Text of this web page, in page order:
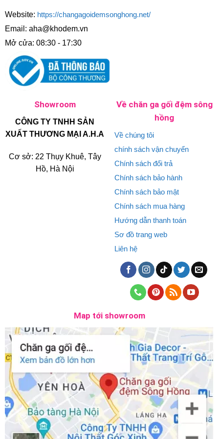
Website: https://changagoidemsonghong.net/
Email: aha@khodem.vn
Mở cửa: 08:30 - 17:30
Showroom
CÔNG TY TNHH SẢN
XUẤT THƯƠNG MẠI A.H.A
Cơ sở: 22 Thụy Khuê, Tây
Hồ, Hà Nội
Về chăn ga gối đệm sông
hồng
Về chúng tôi
chính sách vận chuyển
Chính sách đổi trả
Chính sách bảo hành
Chính sách bảo mật
Chính sách mua hàng
Hướng dẫn thanh toán
Sơ đồ trang web
Liên hệ
Map tới showroom